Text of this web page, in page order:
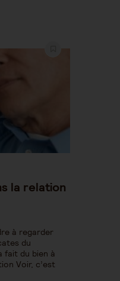
la relation
à regarder
du
fait du bien à
Voir, c’est